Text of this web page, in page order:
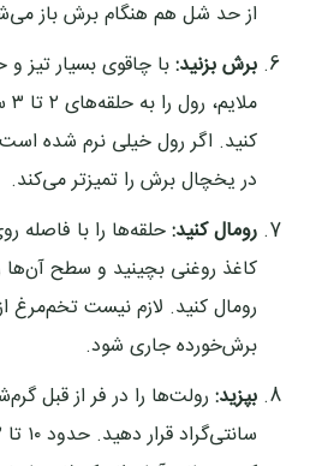
از حد شل هم هنگام برش باز
برش بزنید:با چاقوی بسیار تیز
کنید. اگر رول خیلی نرم شده
در یخچال برش را تمیزتر می‌کند.
رومال کنید:حلقه‌ها را با فاصله
کاغذ روغنی بچینید و سطح آن‌ها
رومال کنید. لازم نیست تخم‌مرغ
برش‌خورده جاری شود.
بپزید: